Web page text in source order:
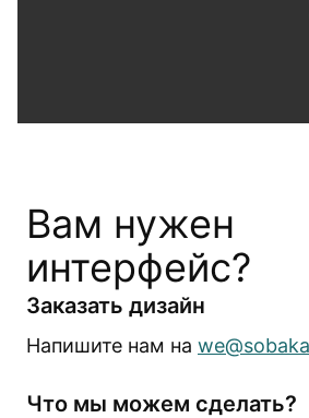
Вам нужен
интерфейс?
Заказать дизайн
Напишите нам на
Что мы можем сделать?